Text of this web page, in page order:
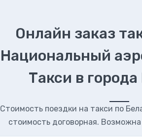
Онлайн заказ
Национальный
Такси в
Стоимость поездки на такси по
стоимость договорная.